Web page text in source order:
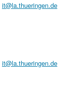
it@la.thueringen.de
it@la.thueringen.de